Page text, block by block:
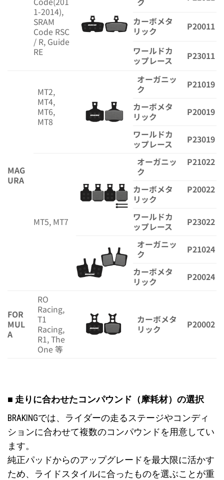
1-2014),
SRAM
Code RSC
/ R, Guide
RE
カーボメタ
リック
P20011
ワールドカ
ップレース
P23011
MAG
URA
MT2,
MT4,
MT6,
MT8
オーガニッ
ク
P21019
カーボメタ
リック
P20019
ワールドカ
ップレース
P23019
MT5, MT7
オーガニッ
ク
P21022
カーボメタ
リック
P20022
ワールドカ
ップレース
P23022
オーガニッ
ク
P21024
カーボメタ
リック
P20024
FOR
MUL
A
RO
Racing,
T1
Racing,
R1, The
One 等
カーボメタ
リック
P20002
■ 走りに合わせたコンパウンド（摩耗材）の選択
BRAKINGでは、ライダーの走るステージやコンディ
ションに合わせて複数のコンパウンドを用意してい
ます。
純正パッドからのアップグレードを最大限に活かす
ため、ライドスタイルに合ったものを選ぶことが重